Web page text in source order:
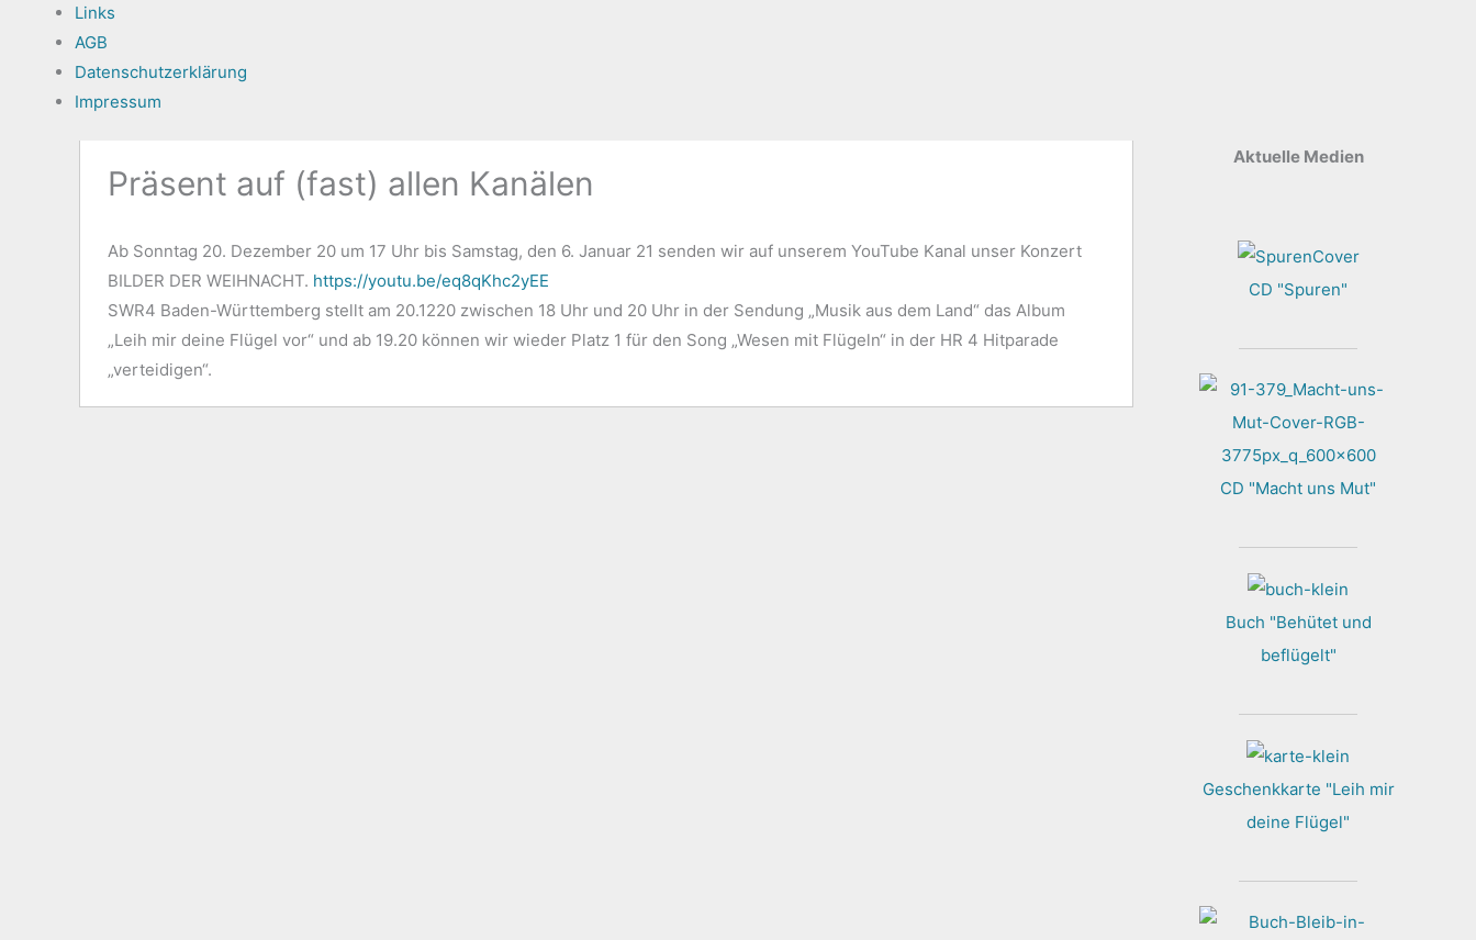
Links
AGB
Datenschutzerklärung
Impressum
Präsent auf (fast) allen Kanälen
Ab Sonntag 20. Dezember 20 um 17 Uhr bis Samstag, den 6. Januar 21 senden wir auf unserem YouTube Kanal unser Konzert
BILDER DER WEIHNACHT. https://youtu.be/eq8qKhc2yEE
SWR4 Baden-Württemberg stellt am 20.1220 zwischen 18 Uhr und 20 Uhr in der Sendung „Musik aus dem Land“ das Album
„Leih mir deine Flügel vor“ und ab 19.20 können wir wieder Platz 1 für den Song „Wesen mit Flügeln“ in der HR 4 Hitparade
„verteidigen“.
Aktuelle Medien
CD "Spuren"
CD "Macht uns Mut"
Buch "Behütet und
beflügelt"
Geschenkkarte "Leih mir
deine Flügel"